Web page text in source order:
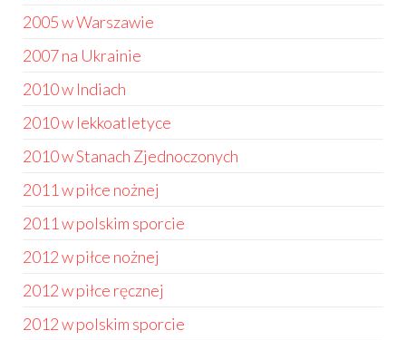
2005 w Warszawie
2007 na Ukrainie
2010 w Indiach
2010 w lekkoatletyce
2010 w Stanach Zjednoczonych
2011 w piłce nożnej
2011 w polskim sporcie
2012 w piłce nożnej
2012 w piłce ręcznej
2012 w polskim sporcie